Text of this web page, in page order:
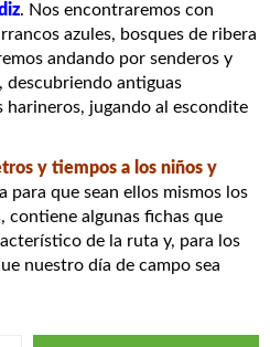
. Nos encontraremos con
azules, bosques de ribera
andando por senderos y
descubriendo antiguas
jugando al escondite
y tiempos a los niños y
para que sean ellos mismos los
contiene algunas fichas que
de la ruta y, para los
nuestro día de campo sea